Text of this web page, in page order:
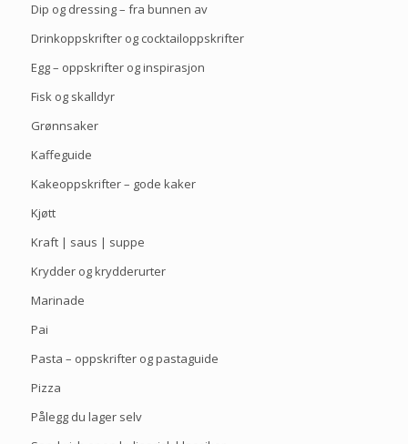
Dip og dressing – fra bunnen av
Drinkoppskrifter og cocktailoppskrifter
Egg – oppskrifter og inspirasjon
Fisk og skalldyr
Grønnsaker
Kaffeguide
Kakeoppskrifter – gode kaker
Kjøtt
Kraft | saus | suppe
Krydder og krydderurter
Marinade
Pai
Pasta – oppskrifter og pastaguide
Pizza
Pålegg du lager selv